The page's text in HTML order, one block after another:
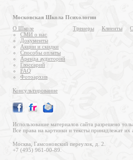
Московская Школа Психологии
О Школе
СМИ о нас
Документы
Акции и скидки
Способы оплаты
Аренда аудиторий
Глоссарий
FAQ
Фотоархив
Тренеры Клиенты
Консультирование
Использование материалов сайта разрешено
Все права на картинки и тексты принадлежат их
Москва, Гамсоновский переулок, д. 2.
+7 (495) 961-00-89.